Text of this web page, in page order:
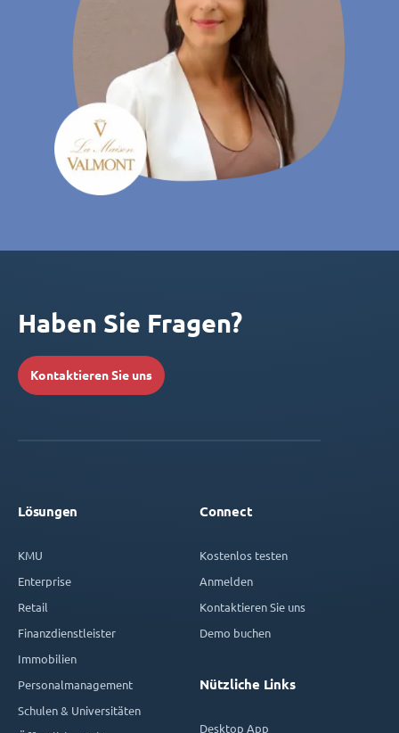
Haben Sie Fragen?
Kontaktieren Sie uns
Lösungen
KMU
Enterprise
Retail
Finanzdienstleister
Immobilien
Personalmanagement
Schulen & Universitäten
Connect
Kostenlos testen
Anmelden
Kontaktieren Sie uns
Demo buchen
Nützliche Links
Desktop App